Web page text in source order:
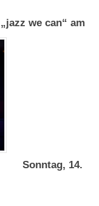
we can“ am
Sonntag, 14.